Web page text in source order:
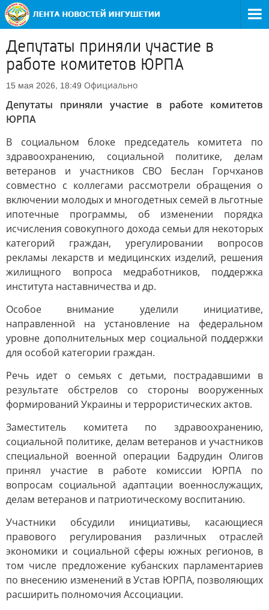
Депутаты приняли участие в
работе комитетов ЮРПА
15 мая 2026, 18:49 Официально
Депутаты приняли участие в работе комитетов
ЮРПА
В социальном блоке председатель комитета по
здравоохранению, социальной политике, делам
ветеранов и участников СВО Беслан Горчханов
совместно с коллегами рассмотрели обращения о
включении молодых и многодетных семей в льготные
ипотечные программы, об изменении порядка
исчисления совокупного дохода семьи для некоторых
категорий граждан, урегулировании вопросов
рекламы лекарств и медицинских изделий, решения
жилищного вопроса медработников, поддержка
института наставничества и др.
Особое внимание уделили инициативе,
направленной на установление на федеральном
уровне дополнительных мер социальной поддержки
для особой категории граждан.
Речь идет о семьях с детьми, пострадавшими в
результате обстрелов со стороны вооруженных
формирований Украины и террористических актов.
Заместитель комитета по здравоохранению,
социальной политике, делам ветеранов и участников
специальной военной операции Бадрудин Олигов
принял участие в работе комиссии ЮРПА по
вопросам социальной адаптации военнослужащих,
делам ветеранов и патриотическому воспитанию.
Участники обсудили инициативы, касающиеся
правового регулирования различных отраслей
экономики и социальной сферы южных регионов, в
том числе предложение кубанских парламентариев
по внесению изменений в Устав ЮРПА, позволяющих
расширить полномочия Ассоциации.